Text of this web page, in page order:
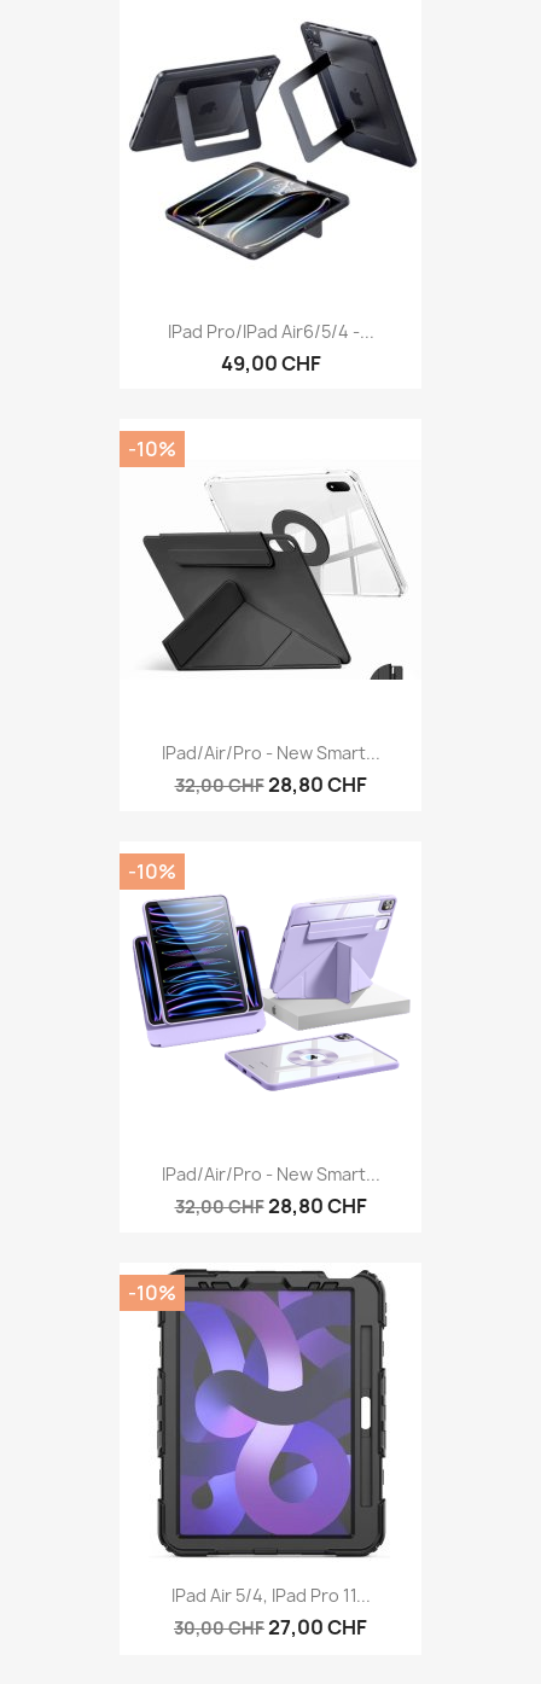
IPad Pro/iPad Air6/5/4 -...
49,00 CHF
IPad/Air/Pro - New Smart...
32,00 CHF28,80 CHF
-10%
IPad/Air/Pro - New Smart...
32,00 CHF28,80 CHF
-10%
IPad Air 5/4, IPad Pro 11...
30,00 CHF27,00 CHF
-10%